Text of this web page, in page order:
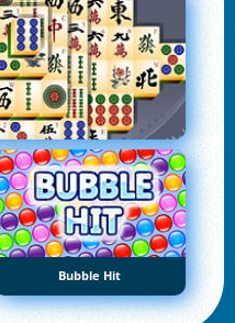
Bubble Hit